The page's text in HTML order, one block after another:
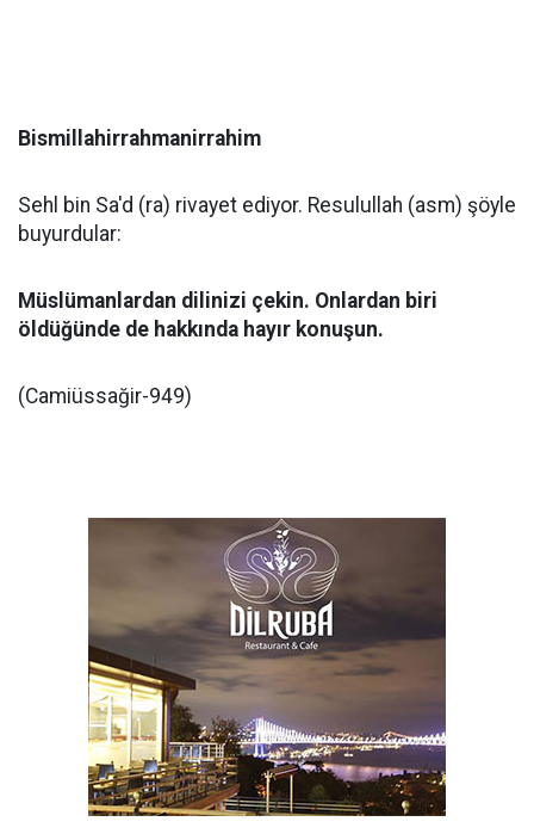
Bismillahirrahmanirrahim
Sehl bin Sa'd (ra) rivayet ediyor. Resulullah (asm) şöyle
buyurdular:
Müslümanlardan dilinizi çekin. Onlardan biri
öldüğünde de hakkında hayır konuşun.
(Camiüssağir-949)